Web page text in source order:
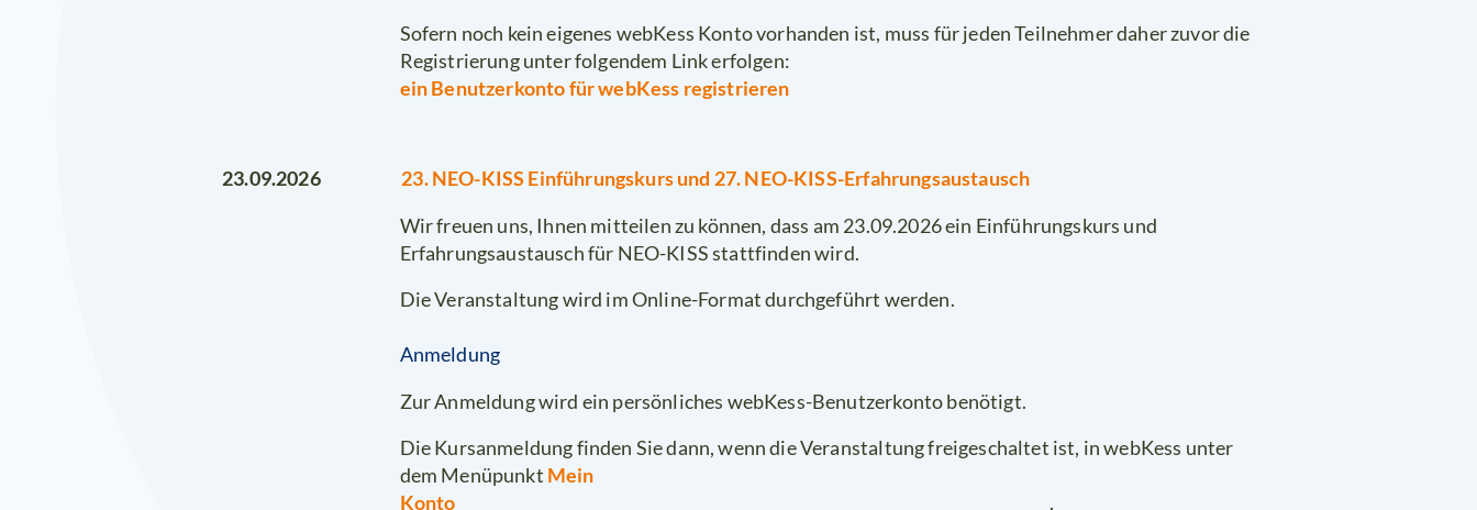
Sofern noch kein eigenes webKess Konto vorhanden ist, muss für jeden Teilnehmer daher zuvor die
Registrierung unter folgendem Link erfolgen:
ein Benutzerkonto für webKess registrieren
23.09.2026 23. NEO-KISS Einführungskurs und 27. NEO-KISS-Erfahrungsaustausch
Wir freuen uns, Ihnen mitteilen zu können, dass am 23.09.2026 ein Einführungskurs und
Erfahrungsaustausch für NEO-KISS stattfinden wird.
Die Veranstaltung wird im Online-Format durchgeführt werden.
Anmeldung
Zur Anmeldung wird ein persönliches webKess-Benutzerkonto benötigt.
Die Kursanmeldung finden Sie dann, wenn die Veranstaltung freigeschaltet ist, in webKess unter
dem Menüpunkt Mein
Konto
.